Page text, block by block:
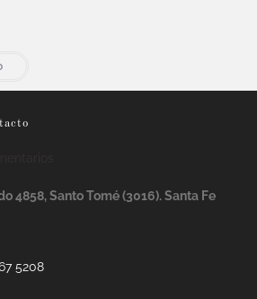
4858, Santo Tomé (3016). Santa Fe
5208